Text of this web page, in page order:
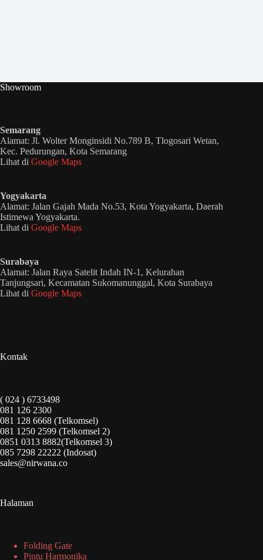
Showroom
Semarang
Alamat: Jl. Wolter Monginsidi No.789 B, Tlogosari Wetan,
Kec. Pedurungan, Kota Semarang
Lihat di Google Maps
Yogyakarta
Alamat: Jalan Gajah Mada No.53, Kota Yogyakarta, Daerah
Istimewa Yogyakarta.
Lihat di Google Maps
Surabaya
Alamat: Jalan Raya Satelit Indah IN-1, Kelurahan
Tanjungsari, Kecamatan Sukomanunggal, Kota Surabaya
Lihat di Google Maps
Kontak
( 024 ) 6733498
081 126 2300
081 128 6668 (Telkomsel)
081 1250 2599 (Telkomsel 2)
0851 0313 8882(Telkomsel 3)
085 7298 22222 (Indosat)
sales@nirwana.co
Halaman
Folding Gate
Pintu Harmonika